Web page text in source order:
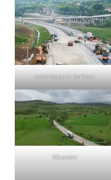
unterwegs in Serbien
Albanien